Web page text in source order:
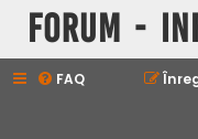
Forum -
FAQ